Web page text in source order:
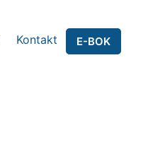
Kontakt E-BOK